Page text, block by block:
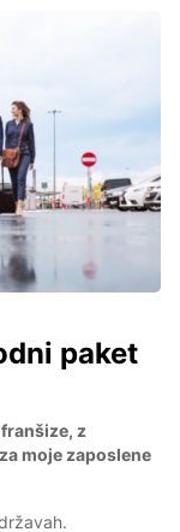
paket
z
moje zaposlene